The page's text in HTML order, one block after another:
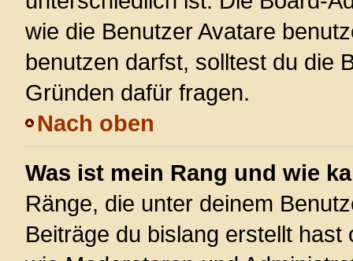
wie die Benutzer Avatare
benutzen darfst, solltest du die
Gründen dafür fragen.
Nach oben
Was ist mein Rang und wie
Ränge, die unter deinem
Beiträge du bislang erstellt